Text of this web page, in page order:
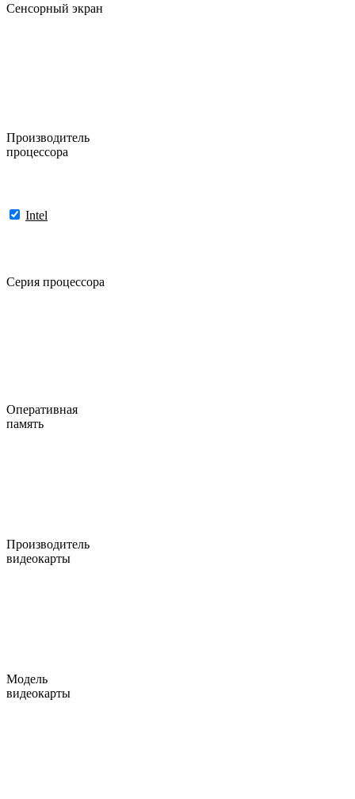
Сенсорный экран
Производитель
процессора
Intel
Серия процессора
Оперативная
память
Производитель
видеокарты
Модель
видеокарты